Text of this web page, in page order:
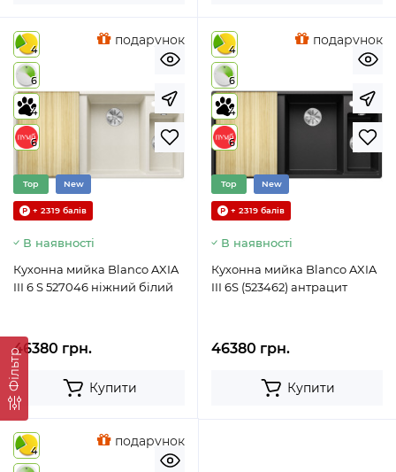
Фільтр
4
6
4
6
подарунок
Top New
+ 2319 балів
В наявності
Кухонна мийка Blanco AXIA
III 6 S 527046 ніжний білий
46380 грн.
Купити
4
6
4
6
подарунок
Top New
+ 2319 балів
В наявності
Кухонна мийка Blanco AXIA
III 6S (523462) антрацит
46380 грн.
Купити
4
подарунок